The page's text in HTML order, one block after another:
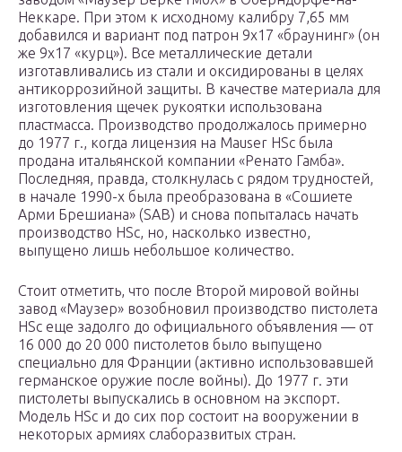
Неккаре. При этом к исходному калибру 7,65 мм
добавился и вариант под патрон 9х17 «браунинг» (он
же 9х17 «курц»). Все металлические детали
изготавливались из стали и оксидированы в целях
антикоррозийной защиты. В качестве материала для
изготовления щечек рукоятки использована
пластмасса. Производство продолжалось примерно
до 1977 г., когда лицензия на Mauser HSc была
продана итальянской компании «Ренато Гамба».
Последняя, правда, столкнулась с рядом трудностей,
в начале 1990-х была преобразована в «Сошиете
Арми Брешиана» (SAB) и снова попыталась начать
производство HSc, но, насколько известно,
выпущено лишь небольшое количество.
Стоит отметить, что после Второй мировой войны
завод «Маузер» возобновил производство пистолета
HSc еще задолго до официального объявления — от
16 000 до 20 000 пистолетов было выпущено
специально для Франции (активно использовавшей
германское оружие после войны). До 1977 г. эти
пистолеты выпускались в основном на экспорт.
Модель HSc и до сих пор состоит на вооружении в
некоторых армиях слаборазвитых стран.